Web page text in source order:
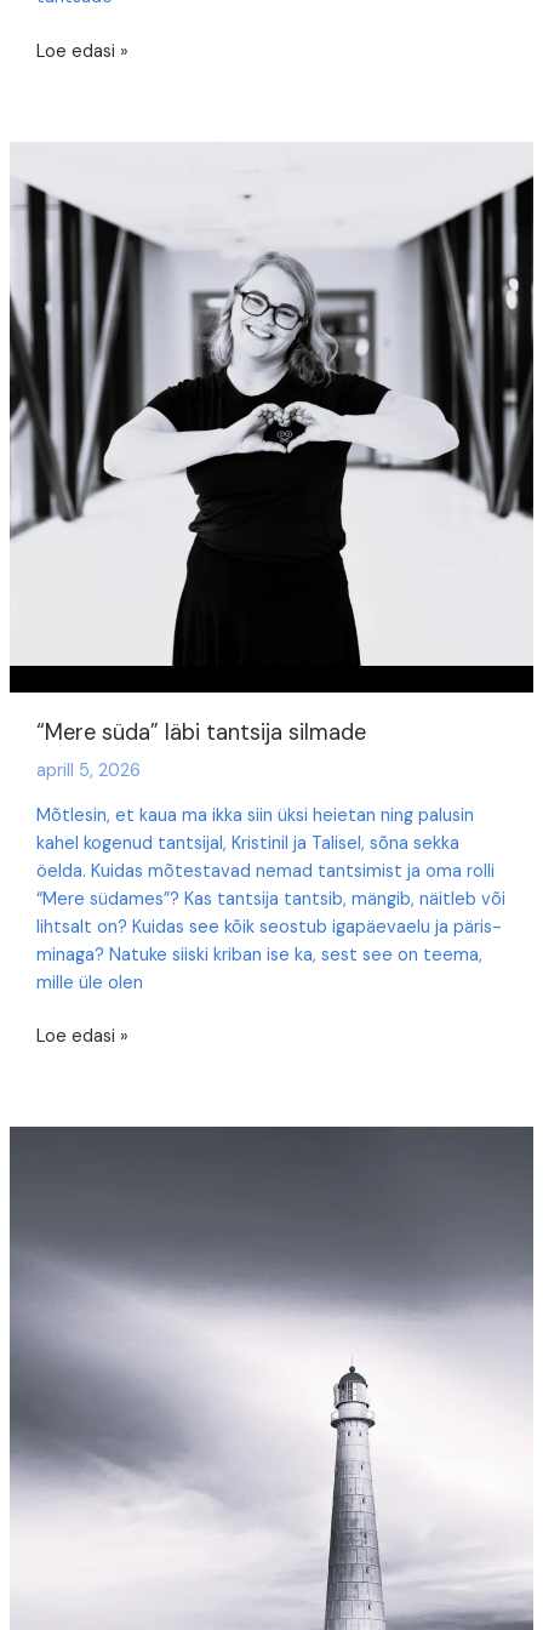
Ühe
Loe edasi »
“Mere süda” läbi tantsija silmade
aprill 5, 2026
Mõtlesin, et kaua ma ikka siin üksi heietan ning palusin
kahel kogenud tantsijal, Kristinil ja Talisel, sõna sekka
öelda. Kuidas mõtestavad nemad tantsimist ja oma rolli
“Mere südames”? Kas tantsija tantsib, mängib, näitleb või
lihtsalt on? Kuidas see kõik seostub igapäevaelu ja päris-
minaga? Natuke siiski kriban ise ka, sest see on teema,
mille üle olen
“Mere
Loe edasi »